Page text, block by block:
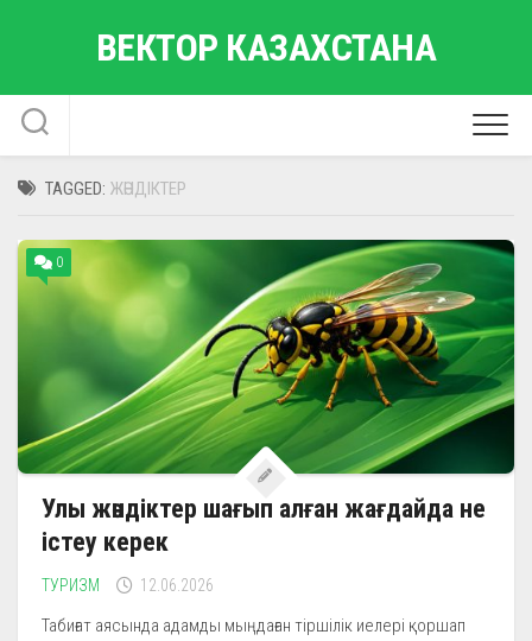
ВЕКТОР КАЗАХСТАНА
TAGGED: ЖӘНДІКТЕР
0
Улы жәндіктер шағып алған жағдайда не
істеу керек
ТУРИЗМ 12.06.2026
Табиғат аясында адамды мыңдаған тіршілік иелері қоршап